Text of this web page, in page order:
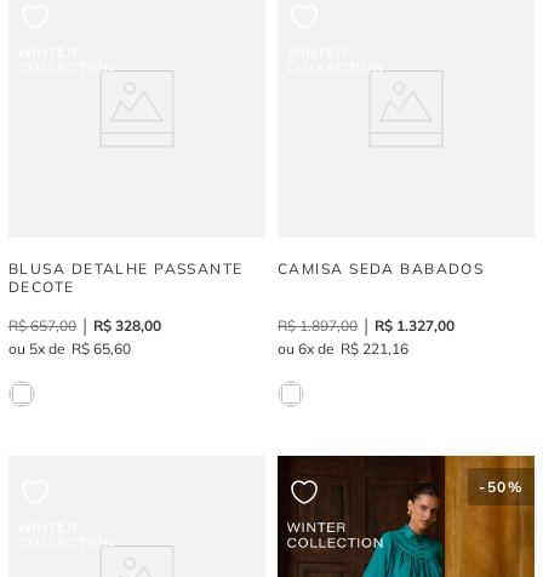
BLUSA DETALHE PASSANTE
DECOTE
R$ 657,00 R$ 328,00
5
R$ 65,60
CAMISA SEDA BABADOS
R$ 1.897,00 R$ 1.327,00
6
R$ 221,16
- 50%